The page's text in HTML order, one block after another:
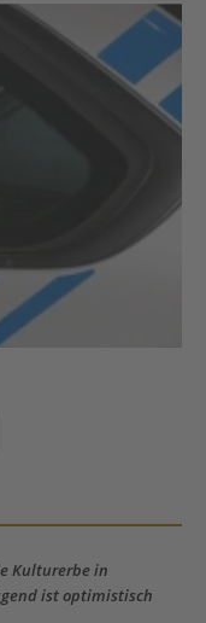
Kulturerbe in
ist optimistisch